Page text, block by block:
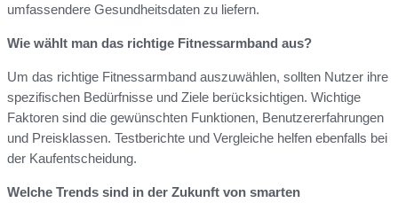
umfassendere Gesundheitsdaten zu liefern.
Wie wählt man das richtige Fitnessarmband aus?
Um das richtige Fitnessarmband auszuwählen, sollten Nutzer ihre
spezifischen Bedürfnisse und Ziele berücksichtigen. Wichtige
Faktoren sind die gewünschten Funktionen, Benutzererfahrungen
und Preisklassen. Testberichte und Vergleiche helfen ebenfalls bei
der Kaufentscheidung.
Welche Trends sind in der Zukunft von smarten